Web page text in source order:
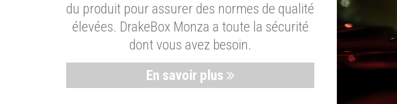
du produit pour assurer des normes de qualité
élevées. DrakeBox Monza a toute la sécurité
dont vous avez besoin.
En savoir plus